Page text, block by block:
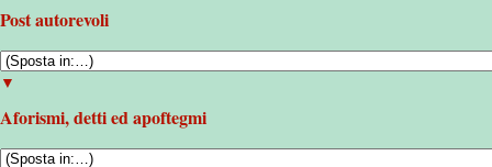
Post autorevoli
▼
Aforismi, detti ed apoftegmi